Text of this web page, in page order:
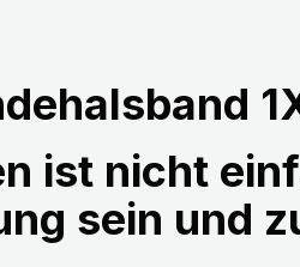
ist nicht
sein und